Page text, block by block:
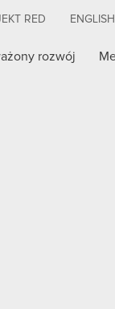
RED
rozwój